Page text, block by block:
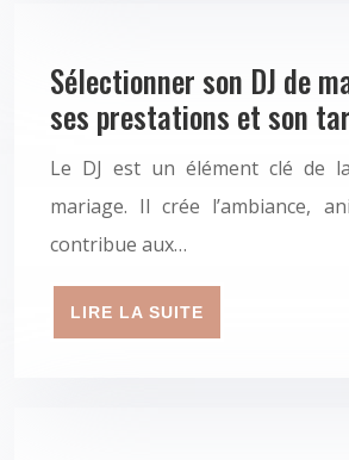
Sélectionner son DJ de
ses prestations et son
Le DJ est un élément clé de
mariage. Il crée l’ambiance,
contribue aux…
LIRE LA SUITE